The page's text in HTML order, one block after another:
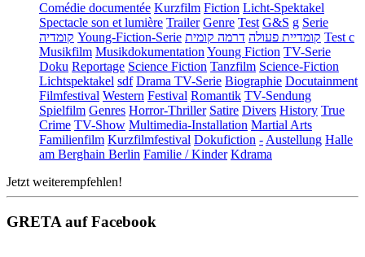
Comédie documentée Kurzfilm Fiction Licht-Spektakel
Spectacle son et lumière Trailer Genre Test G&S g Serie
קומדיה Young-Fiction-Serie קומדיית פעולה דרמה קומית
Test c
Musikfilm Musikdokumentation Young Fiction TV-Serie
Doku Reportage Science Fiction Tanzfilm Science-Fiction
Lichtspektakel sdf Drama TV-Serie Biographie Docutainment
Filmfestival Western Festival Romantik TV-Sendung
Spielfilm Genres Horror-Thriller Satire Divers History True
Crime TV-Show Multimedia-Installation Martial Arts
Familienfilm Kurzfilmfestival Dokufiction - Austellung Halle
am Berghain Berlin Familie / Kinder Kdrama
Jetzt weiterempfehlen!
GRETA auf Facebook